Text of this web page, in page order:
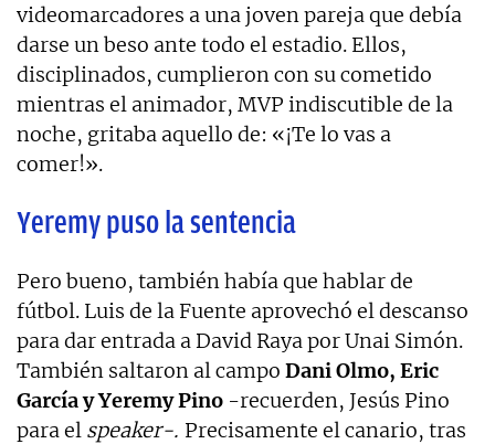
videomarcadores a una joven pareja que debía
darse un beso ante todo el estadio. Ellos,
disciplinados, cumplieron con su cometido
mientras el animador, MVP indiscutible de la
noche, gritaba aquello de: «¡Te lo vas a
comer!».
Yeremy puso la sentencia
Pero bueno, también había que hablar de
fútbol. Luis de la Fuente aprovechó el descanso
para dar entrada a David Raya por Unai Simón.
También saltaron al campo Dani Olmo, Eric
García y Yeremy Pino -recuerden, Jesús Pino
para el speaker-. Precisamente el canario, tras